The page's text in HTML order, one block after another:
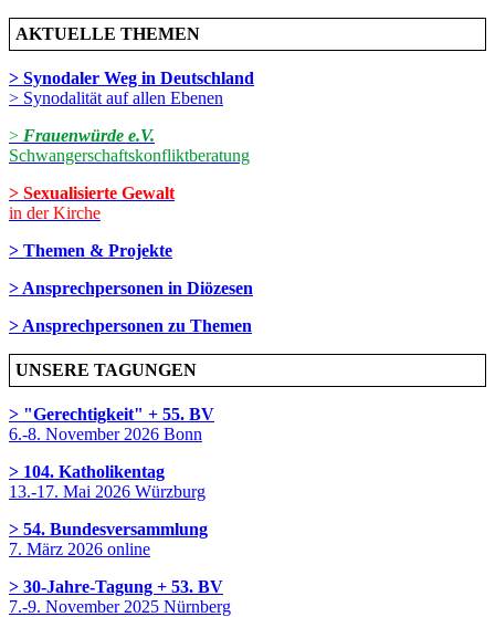
AKTUELLE THEMEN
> Synodaler Weg in Deutschland
> Synodalität auf allen Ebenen
> Frauenwürde e.V.
Schwangerschaftskonfliktberatung
> Sexualisierte Gewalt
in der Kirche
> Themen & Projekte
> Ansprechpersonen in Diözesen
> Ansprechpersonen zu Themen
UNSERE TAGUNGEN
> "Gerechtigkeit" + 55. BV
6.-8. November 2026 Bonn
> 104. Katholikentag
13.-17. Mai 2026 Würzburg
> 54. Bundesversammlung
7. März 2026 online
> 30-Jahre-Tagung + 53. BV
7.-9. November 2025 Nürnberg